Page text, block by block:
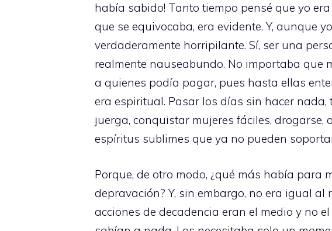
había sabido! Tanto tiempo pensé que yo
que se equivocaba, era evidente. Y, aunque
verdaderamente horripilante. Sí, ser una
realmente nauseabundo. No importaba que
a quienes podía pagar, pues hasta ellas
era espiritual. Pasar los días sin hacer
juerga, conquistar mujeres fáciles, drogarse,
espíritus sublimes que ya no pueden
Porque, de otro modo, ¿qué más había para
depravación? Y, sin embargo, no era igual
acciones de decadencia eran el medio y no